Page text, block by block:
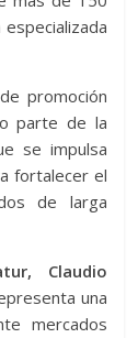
promoción
parte de la
se impulsa
fortalecer el
de larga
Claudio
una
mercados